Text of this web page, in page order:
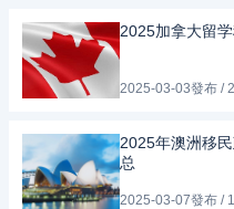
2025加拿大留
2025-03-03發布 /
2025年澳洲移
总
2025-03-07發布 /